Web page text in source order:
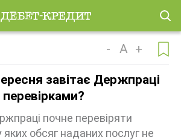
- A +
завітає Держпраці
почне перевіряти
яких обсяг наданих послуг не